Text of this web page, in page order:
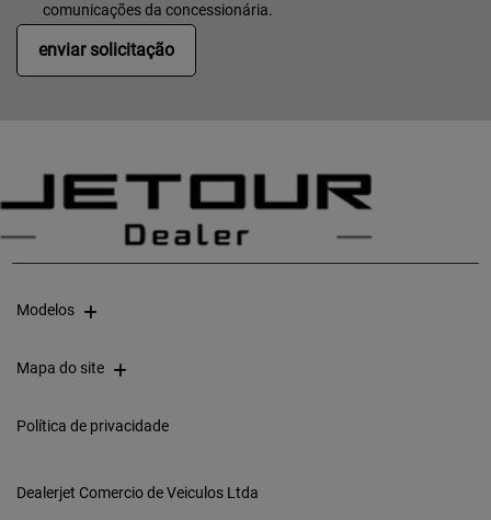
comunicações da concessionária.
enviar solicitação
Modelos
Mapa do site
Política de privacidade
Dealerjet Comercio de Veiculos Ltda